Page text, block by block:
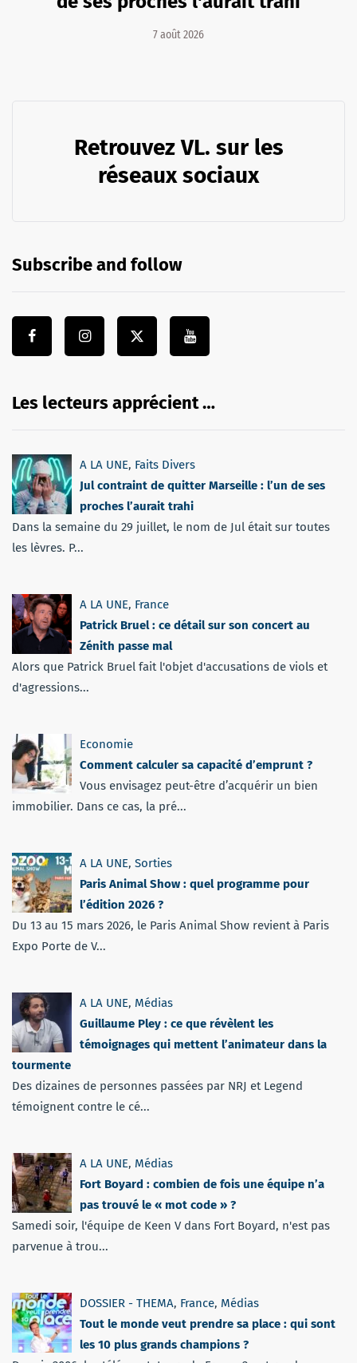
7 août 2026
Retrouvez VL. sur les
réseaux sociaux
Subscribe and follow
Les lecteurs apprécient …
A LA UNE, Faits Divers
Jul contraint de quitter Marseille : l’un de ses
proches l’aurait trahi
Dans la semaine du 29 juillet, le nom de Jul était sur toutes
les lèvres. P...
A LA UNE, France
Patrick Bruel : ce détail sur son concert au
Zénith passe mal
Alors que Patrick Bruel fait l'objet d'accusations de viols et
d'agressions...
Economie
Comment calculer sa capacité d’emprunt ?
Vous envisagez peut-être d’acquérir un bien
immobilier. Dans ce cas, la pré...
A LA UNE, Sorties
Paris Animal Show : quel programme pour
l’édition 2026 ?
Du 13 au 15 mars 2026, le Paris Animal Show revient à Paris
Expo Porte de V...
A LA UNE, Médias
Guillaume Pley : ce que révèlent les
témoignages qui mettent l’animateur dans la
tourmente
Des dizaines de personnes passées par NRJ et Legend
témoignent contre le cé...
A LA UNE, Médias
Fort Boyard : combien de fois une équipe n’a
pas trouvé le « mot code » ?
Samedi soir, l'équipe de Keen V dans Fort Boyard, n'est pas
parvenue à trou...
DOSSIER - THEMA, France, Médias
Tout le monde veut prendre sa place : qui sont
les 10 plus grands champions ?